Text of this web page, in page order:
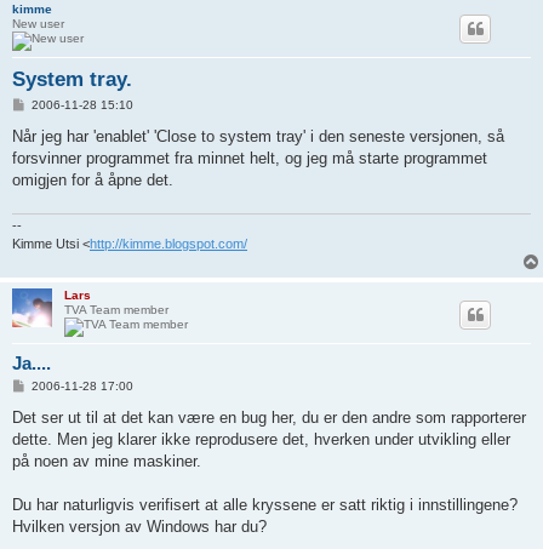
kimme
New user
System tray.
P
s
2006-11-28 15:10
Når jeg har 'enablet' 'Close to system tray' i den seneste versjonen, så
forsvinner programmet fra minnet helt, og jeg må starte programmet
omigjen for å åpne det.
--
Kimme Utsi <http://kimme.blogspot.com/
Lars
TVA Team member
Ja....
P
s
2006-11-28 17:00
Det ser ut til at det kan være en bug her, du er den andre som rapporterer
dette. Men jeg klarer ikke reprodusere det, hverken under utvikling eller
på noen av mine maskiner.
Du har naturligvis verifisert at alle kryssene er satt riktig i innstillingene?
Hvilken versjon av Windows har du?